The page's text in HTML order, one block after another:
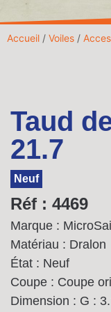
Accueil / Voiles /
Taud
21.7
Neuf
Réf : 4469
Marque :
Matériau : Dralon
État : Neuf
Coupe : Coupe
Dimension : G :